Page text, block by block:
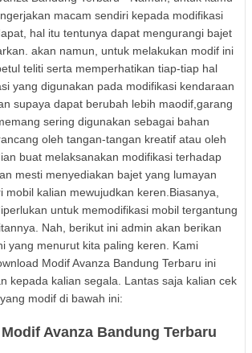
macam sendiri kepada modifikasi
hal itu tentunya dapat mengurangi bajet
akan namun, untuk melakukan modif ini
teliti serta memperhatikan tiap-tiap hal
yang digunakan pada modifikasi kendaraan
supaya dapat berubah lebih maodif,garang
sering digunakan sebagai bahan
oleh tangan-tangan kreatif atau oleh
buat melaksanakan modifikasi terhadap
mesti menyediakan bajet yang lumayan
mobil kalian mewujudkan keren.Biasanya,
untuk memodifikasi mobil tergantung
Nah, berikut ini admin akan berikan
yang menurut kita paling keren. Kami
Modif Avanza Bandung Terbaru ini
kepada kalian segala. Lantas saja kalian cek
modif di bawah ini:
Avanza Bandung Terbaru